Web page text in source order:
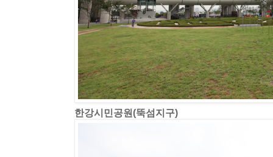
한강시민공원(뚝섬지구)